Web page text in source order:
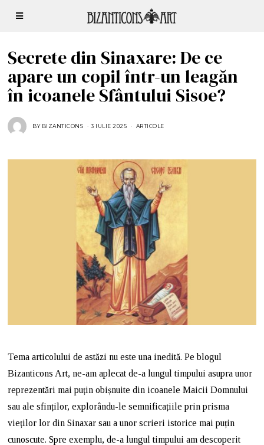
Secrete din Sinaxare: De ce
apare un copil într-un leagăn
în icoanele Sfântului Sisoe?
BY BIZANTICONS 3 IULIE 2025
E
2
0
2
5
ARTICOLE
Tema articolului de astăzi nu este una inedită. Pe blogul
Bizanticons Art, ne-am aplecat de-a lungul timpului asupra unor
reprezentări mai puțin obișnuite din icoanele Maicii Domnului
sau ale sfinților, explorându-le semnificațiile prin prisma
vieților lor din Sinaxar sau a unor scrieri istorice mai puțin
cunoscute. Spre exemplu, de-a lungul timpului am descoperit